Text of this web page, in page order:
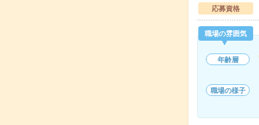
応募資格
職場の雰囲気
年齢層
職場の様子